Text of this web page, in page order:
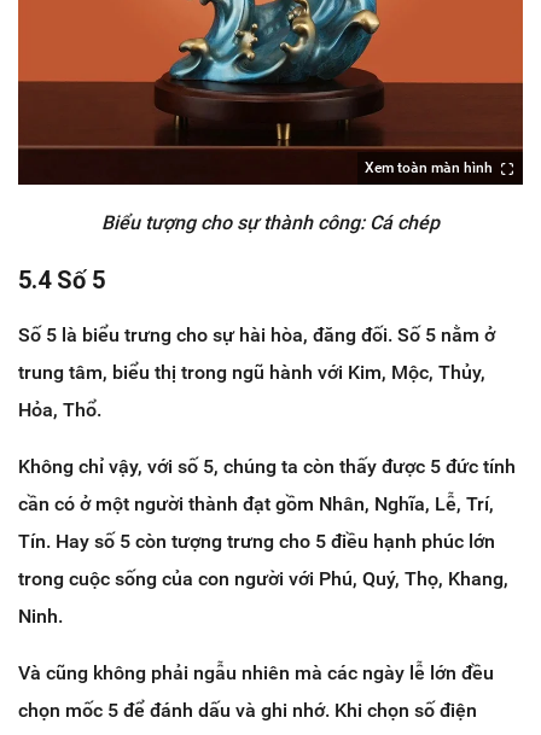
Xem toàn màn hình
Biểu tượng cho sự thành công: Cá chép
5.4 Số 5
Số 5 là biểu trưng cho sự hài hòa, đăng đối. Số 5 nằm ở
trung tâm, biểu thị trong ngũ hành với Kim, Mộc, Thủy,
Hỏa, Thổ.
Không chỉ vậy, với số 5, chúng ta còn thấy được 5 đức tính
cần có ở một người thành đạt gồm Nhân, Nghĩa, Lễ, Trí,
Tín. Hay số 5 còn tượng trưng cho 5 điều hạnh phúc lớn
trong cuộc sống của con người với Phú, Quý, Thọ, Khang,
Ninh.
Và cũng không phải ngẫu nhiên mà các ngày lễ lớn đều
chọn mốc 5 để đánh dấu và ghi nhớ. Khi chọn số điện